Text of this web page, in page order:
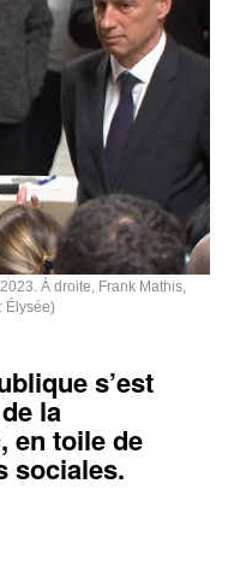
À droite, Frank Mathis,
Élysée)
s’est
la
en toile de
sociales.